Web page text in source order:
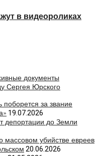
в видеороликах
документы
Сергея Юрского
поборется за звание
19.07.2026
депортации до Земли
массовом убийстве евреев
20.06.2026